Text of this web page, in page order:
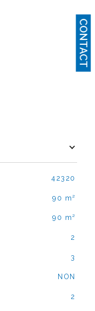
CONTACT
42320
90 m²
90 m²
2
3
NON
2